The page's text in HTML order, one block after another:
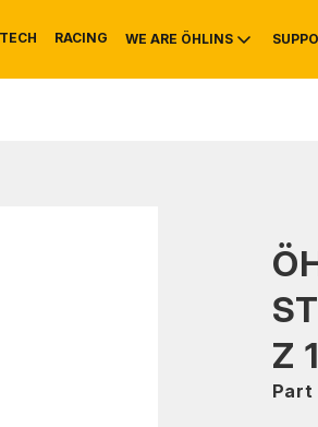
TECH RACING WE ARE ÖHLINS
HISTORY
SERVICE
Z
Part